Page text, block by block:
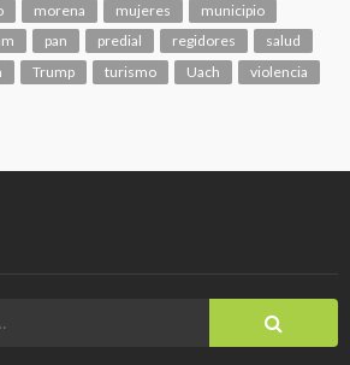
morena mujeres
municipio
pan predial regidores
salud
Trump turismo Uach violencia